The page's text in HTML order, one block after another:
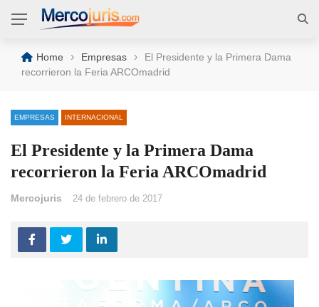
Home › Empresas ›
El Presidente y la Primera Dama
recorrieron la Feria ARCOmadrid
EMPRESAS INTERNACIONAL
El Presidente y la Primera Dama
recorrieron la Feria ARCOmadrid
Mercojuris 24 de febrero de 2017